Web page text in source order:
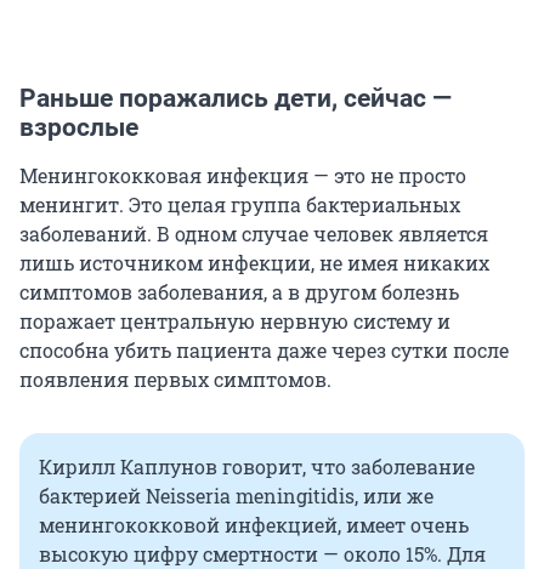
Раньше поражались дети, сейчас —
взрослые
Менингококковая инфекция — это не просто
менингит. Это целая группа бактериальных
заболеваний. В одном случае человек является
лишь источником инфекции, не имея никаких
симптомов заболевания, а в другом болезнь
поражает центральную нервную систему и
способна убить пациента даже через сутки после
появления первых симптомов.
Кирилл Каплунов говорит, что заболевание
бактерией Neisseria meningitidis, или же
менингококковой инфекцией, имеет очень
высокую цифру смертности — около 15%. Для